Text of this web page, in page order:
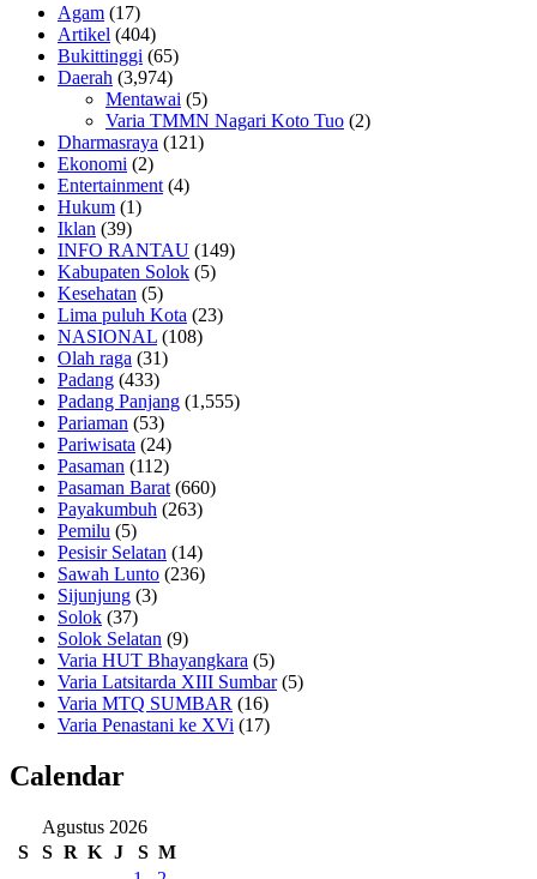
Agam (17)
Artikel (404)
Bukittinggi (65)
Daerah (3,974)
Mentawai (5)
Varia TMMN Nagari Koto Tuo (2)
Dharmasraya (121)
Ekonomi (2)
Entertainment (4)
Hukum (1)
Iklan (39)
INFO RANTAU (149)
Kabupaten Solok (5)
Kesehatan (5)
Lima puluh Kota (23)
NASIONAL (108)
Olah raga (31)
Padang (433)
Padang Panjang (1,555)
Pariaman (53)
Pariwisata (24)
Pasaman (112)
Pasaman Barat (660)
Payakumbuh (263)
Pemilu (5)
Pesisir Selatan (14)
Sawah Lunto (236)
Sijunjung (3)
Solok (37)
Solok Selatan (9)
Varia HUT Bhayangkara (5)
Varia Latsitarda XIII Sumbar(5)
Varia MTQ SUMBAR (16)
Varia Penastani ke XVi (17)
Calendar
Agustus 2026
S
S R K J S M